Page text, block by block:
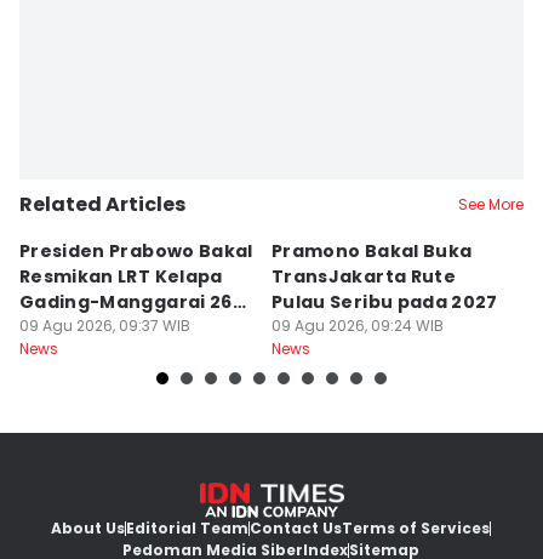
Related Articles See More
Presiden Prabowo Bakal
Resmikan LRT Kelapa
Gading-Manggarai 26
Agustus
09 Agu 2026, 09:37 WIB
News
Pramono Bakal Buka
TransJakarta Rute
Pulau Seribu pada 2027
09 Agu 2026, 09:24 WIB
News
About UsEditorial TeamContact UsTerms of Services
Pedoman Media SiberIndexSitemap